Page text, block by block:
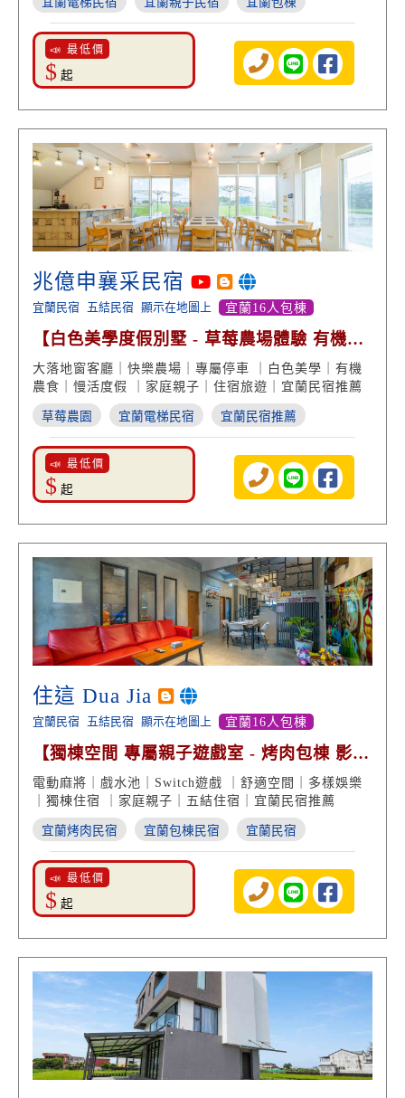
📣 最低價
$ 起
兆億申襄采民宿
宜蘭民宿 五結民宿 顯示在地圖上 宜蘭16人包棟
【白色美學度假別墅 - 草莓農場體驗 有機農
食 田園美景】
大落地窗客廳｜快樂農場｜專屬停車 ｜白色美學｜有機
農食｜慢活度假 ｜家庭親子｜住宿旅遊｜宜蘭民宿推薦
草莓農園 宜蘭電梯民宿 宜蘭民宿推薦
📣 最低價
$ 起
住這 Dua Jia
宜蘭民宿 五結民宿 顯示在地圖上 宜蘭16人包棟
【獨棟空間 專屬親子遊戲室 - 烤肉包棟 影視
娛樂】
電動麻將｜戲水池｜Switch遊戲 ｜舒適空間｜多樣娛樂
｜獨棟住宿 ｜家庭親子｜五結住宿｜宜蘭民宿推薦
宜蘭烤肉民宿 宜蘭包棟民宿 宜蘭民宿
📣 最低價
$ 起